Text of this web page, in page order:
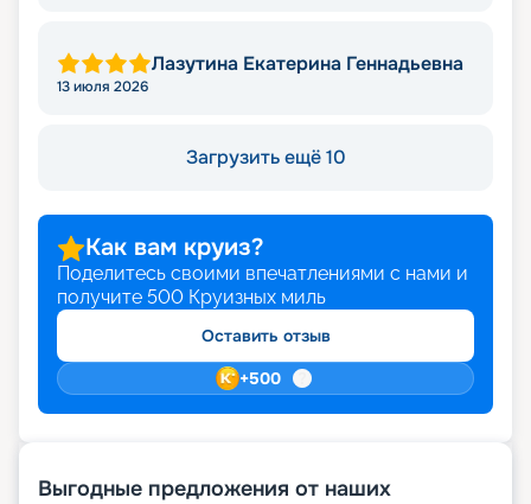
Лазутина Екатерина Геннадьевна
13 июля 2026
Загрузить ещё 10
Как вам круиз?
Поделитесь своими впечатлениями с нами и
получите 500 Круизных миль
Оставить отзыв
+500
Выгодные предложения от наших